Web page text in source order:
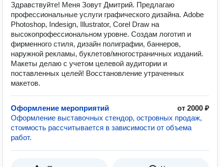
Здравствуйте! Меня Зовут Дмитрий. Предлагаю
профессиональные услуги графического дизайна. Adobe
Photoshop, Indesign, Illustrator, Corel Draw на
высокопрофессиональном уровне. Создам логотип и
фирменного стиля, дизайн полиграфии, баннеров,
наружной рекламы, буклетов/многостраничных изданий.
Макеты делаю с учетом целевой аудитории и
поставленных целей! Восстановление утраченных
макетов.
Оформление мероприятий
от 2000 ₽
Оформление выставочных стендор, островных продаж,
стоимость рассчитывается в зависимости от объема
работ.